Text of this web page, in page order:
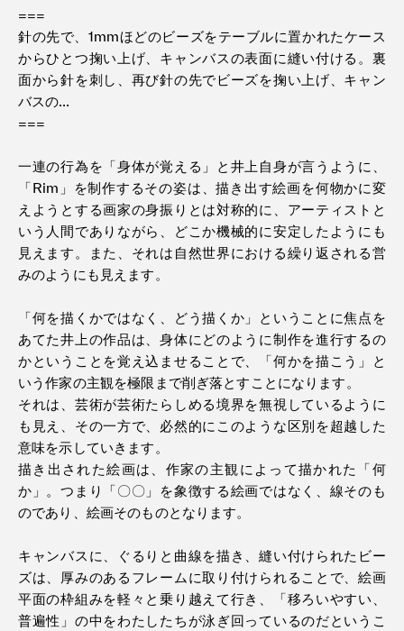
===
針の先で、1mmほどのビーズをテーブルに置かれたケース
からひとつ掬い上げ、キャンバスの表面に縫い付ける。裏
面から針を刺し、再び針の先でビーズを掬い上げ、キャン
バスの…
===
一連の行為を「身体が覚える」と井上自身が言うように、
「Rim」を制作するその姿は、描き出す絵画を何物かに変
えようとする画家の身振りとは対称的に、アーティストと
いう人間でありながら、どこか機械的に安定したようにも
見えます。また、それは自然世界における繰り返される営
みのようにも見えます。
「何を描くかではなく、どう描くか」ということに焦点を
あてた井上の作品は、身体にどのように制作を進行するの
かということを覚え込ませることで、「何かを描こう」と
いう作家の主観を極限まで削ぎ落とすことになります。
それは、芸術が芸術たらしめる境界を無視しているように
も見え、その一方で、必然的にこのような区別を超越した
意味を示していきます。
描き出された絵画は、作家の主観によって描かれた「何
か」。つまり「〇〇」を象徴する絵画ではなく、線そのも
のであり、絵画そのものとなります。
キャンバスに、ぐるりと曲線を描き、縫い付けられたビー
ズは、厚みのあるフレームに取り付けられることで、絵画
平面の枠組みを軽々と乗り越えて行き、「移ろいやすい、
普遍性」の中をわたしたちが泳ぎ回っているのだというこ